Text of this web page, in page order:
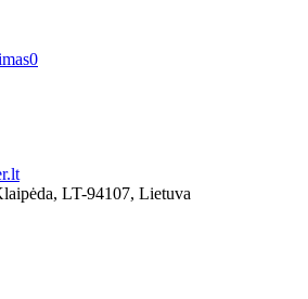
0
LT-94107, Lietuva